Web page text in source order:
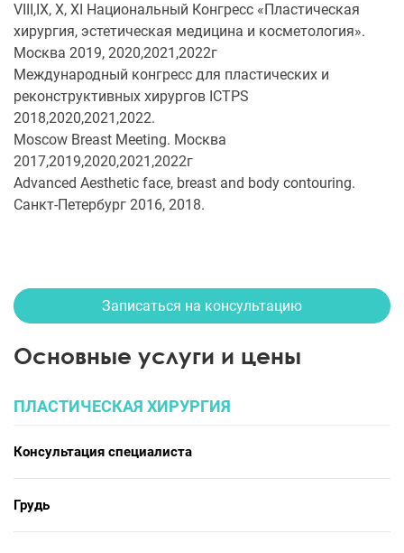
VIII,IX, X, XI Национальный Конгресс «Пластическая
хирургия, эстетическая медицина и косметология».
Москва 2019, 2020,2021,2022г
Международный конгресс для пластических и
реконструктивных хирургов ICTPS
2018,2020,2021,2022.
Moscow Breast Meeting. Москва
2017,2019,2020,2021,2022г
Advanced Aesthetic face, breast and body contouring.
Санкт-Петербург 2016, 2018.
Записаться на консультацию
Основные услуги и цены
ПЛАСТИЧЕСКАЯ ХИРУРГИЯ
Консультация специалиста
Грудь